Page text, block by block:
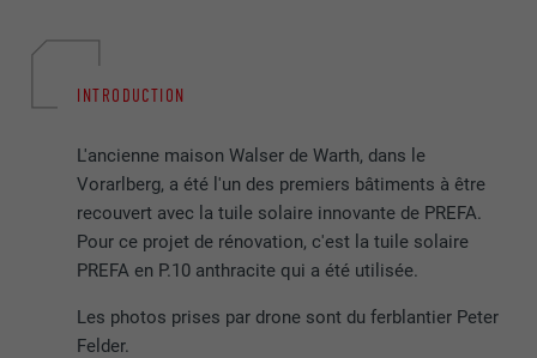
INTRODUCTION
L'ancienne maison Walser de Warth, dans le
Vorarlberg, a été l'un des premiers bâtiments à être
recouvert avec la tuile solaire innovante de PREFA.
Pour ce projet de rénovation, c'est la tuile solaire
PREFA en P.10 anthracite qui a été utilisée.
Les photos prises par drone sont du ferblantier Peter
Felder.